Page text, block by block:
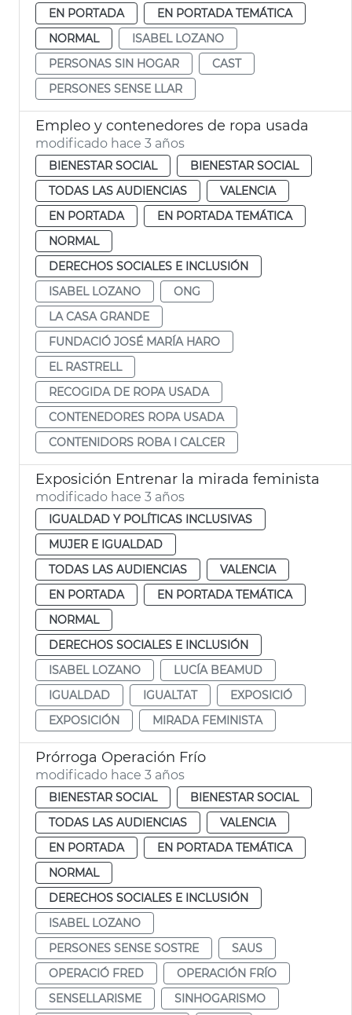
EN PORTADA
EN PORTADA TEMÁTICA
NORMAL
ISABEL LOZANO
PERSONAS SIN HOGAR
CAST
PERSONES SENSE LLAR
Empleo y contenedores de ropa usada
modificado hace 3 años
BIENESTAR SOCIAL
BIENESTAR SOCIAL
TODAS LAS AUDIENCIAS
VALENCIA
EN PORTADA
EN PORTADA TEMÁTICA
NORMAL
DERECHOS SOCIALES E INCLUSIÓN
ISABEL LOZANO
ONG
LA CASA GRANDE
FUNDACIÓ JOSÉ MARÍA HARO
EL RASTRELL
RECOGIDA DE ROPA USADA
CONTENEDORES ROPA USADA
CONTENIDORS ROBA I CALCER
Exposición Entrenar la mirada feminista
modificado hace 3 años
IGUALDAD Y POLÍTICAS INCLUSIVAS
MUJER E IGUALDAD
TODAS LAS AUDIENCIAS
VALENCIA
EN PORTADA
EN PORTADA TEMÁTICA
NORMAL
DERECHOS SOCIALES E INCLUSIÓN
ISABEL LOZANO
LUCÍA BEAMUD
IGUALDAD
IGUALTAT
EXPOSICIÓ
EXPOSICIÓN
MIRADA FEMINISTA
Prórroga Operación Frío
modificado hace 3 años
BIENESTAR SOCIAL
BIENESTAR SOCIAL
TODAS LAS AUDIENCIAS
VALENCIA
EN PORTADA
EN PORTADA TEMÁTICA
NORMAL
DERECHOS SOCIALES E INCLUSIÓN
ISABEL LOZANO
PERSONES SENSE SOSTRE
SAUS
OPERACIÓ FRED
OPERACIÓN FRÍO
SENSELLARISME
SINHOGARISMO